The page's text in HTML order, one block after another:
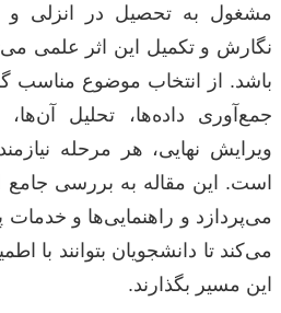
مشغول به تحصیل در انزلی و
نگارش و تکمیل این اثر علمی
باشد. از انتخاب موضوع مناسب
جمع‌آوری داده‌ها، تحلیل
ویرایش نهایی، هر مرحله
است. این مقاله به بررسی جامع
می‌پردازد و راهنمایی‌ها و خدمات
می‌کند تا دانشجویان بتوانند با
این مسیر بگذارند.